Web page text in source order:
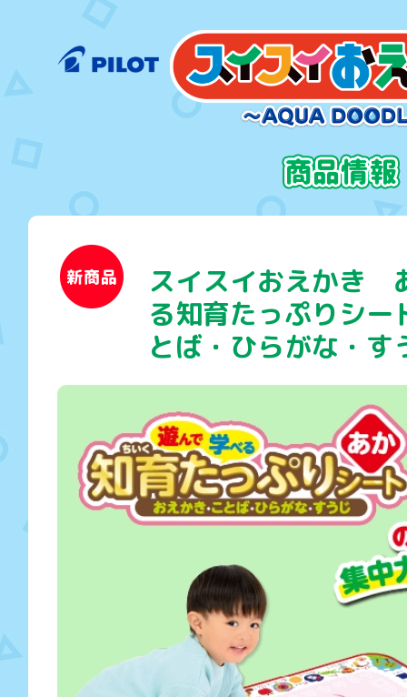
スイスイおえかき
る知育たっぷりシー
とば・ひらがな・す